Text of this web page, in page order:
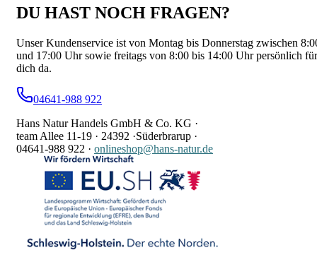
DU HAST NOCH FRAGEN?
Unser Kundenservice ist von Montag bis Donnerstag zwischen
und 17:00 Uhr sowie freitags von 8:00 bis 14:00 Uhr persönlich für
dich da.
04641-988 922
Hans Natur Handels GmbH & Co. KG ·
team Allee 11-19 · 24392 ·Süderbrarup ·
04641-988 922 · onlineshop@hans-natur.de